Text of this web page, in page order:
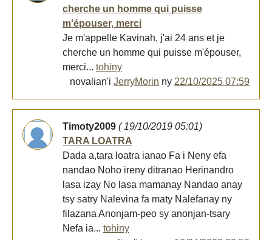
cherche un homme qui puisse
m'épouser, merci
Je m'appelle Kavinah, j'ai 24 ans et je
cherche un homme qui puisse m'épouser,
merci... tohiny
novalian'i JerryMorin ny 22/10/2025 07:59
Timoty2009 ( 19/10/2019 05:01)
TARA LOATRA
Dada a,tara loatra ianao Fa i Neny efa
nandao Noho ireny ditranao Herinandro
lasa izay No lasa mamanay Nandao anay
tsy satry Nalevina fa maty Nalefanay ny
filazana Anonjam-peo sy anonjan-tsary
Nefa ia... tohiny